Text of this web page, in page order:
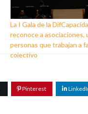
La I Gala de la
reconoce a asociaciones,
personas que trabajan a
colectivo
Pinterest